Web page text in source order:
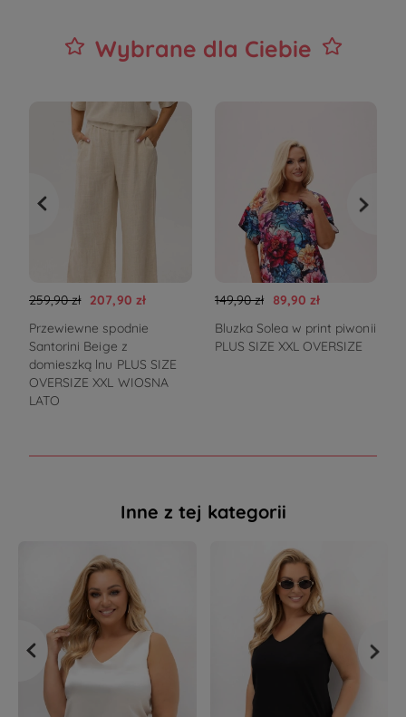
Wybrane dla Ciebie
259,90 zł 207,90 zł
Przewiewne spodnie
Santorini Beige z
domieszką lnu PLUS SIZE
OVERSIZE XXL WIOSNA
LATO
149,90 zł
89,90 zł
Bluzka Solea w print piwonii
PLUS SIZE XXL OVERSIZE
Inne z tej kategorii